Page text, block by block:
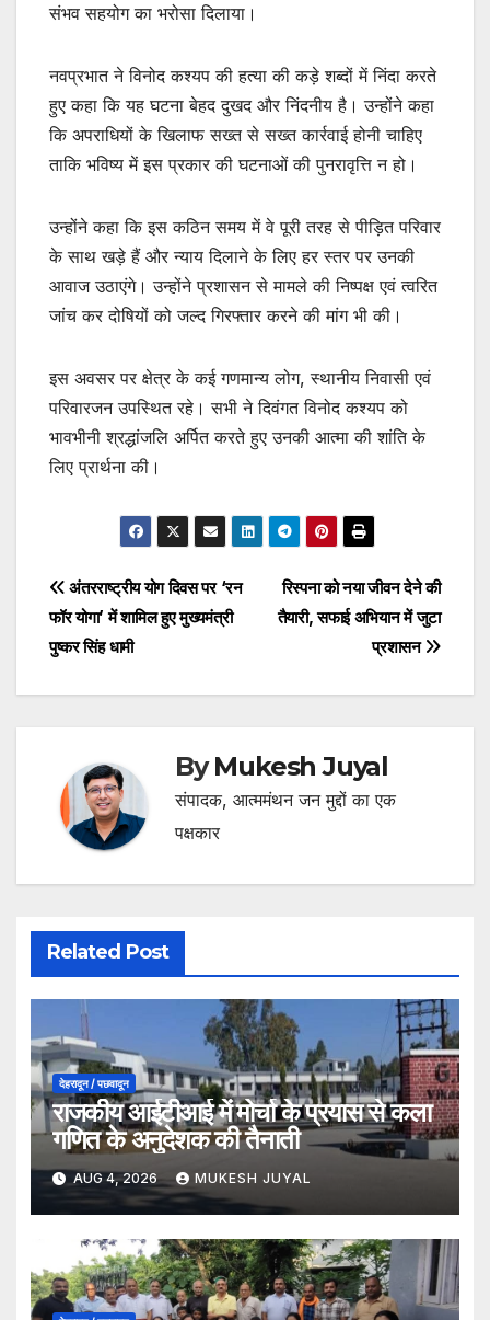
संभव सहयोग का भरोसा दिलाया।
नवप्रभात ने विनोद कश्यप की हत्या की कड़े शब्दों में निंदा करते
हुए कहा कि यह घटना बेहद दुखद और निंदनीय है। उन्होंने कहा
कि अपराधियों के खिलाफ सख्त से सख्त कार्रवाई होनी चाहिए
ताकि भविष्य में इस प्रकार की घटनाओं की पुनरावृत्ति न हो।
उन्होंने कहा कि इस कठिन समय में वे पूरी तरह से पीड़ित परिवार
के साथ खड़े हैं और न्याय दिलाने के लिए हर स्तर पर उनकी
आवाज उठाएंगे। उन्होंने प्रशासन से मामले की निष्पक्ष एवं त्वरित
जांच कर दोषियों को जल्द गिरफ्तार करने की मांग भी की।
इस अवसर पर क्षेत्र के कई गणमान्य लोग, स्थानीय निवासी एवं
परिवारजन उपस्थित रहे। सभी ने दिवंगत विनोद कश्यप को
भावभीनी श्रद्धांजलि अर्पित करते हुए उनकी आत्मा की शांति के
लिए प्रार्थना की।
Post
navigation
रिस्पना को नया जीवन देने की
तैयारी, सफाई अभियान में जुटा
प्रशासन
अंतरराष्ट्रीय योग दिवस पर ‘रन
फॉर योगा’ में शामिल हुए मुख्यमंत्री
पुष्कर सिंह धामी
ByMukesh Juyal
संपादक, आत्ममंथन जन मुद्दों का एक
पक्षकार
Related Post
देहरादून / पछवादून
राजकीय आईटीआई में मोर्चा के प्रयास से कला
गणित के अनुदेशक की तैनाती
AUG 4, 2026 MUKESH JUYAL